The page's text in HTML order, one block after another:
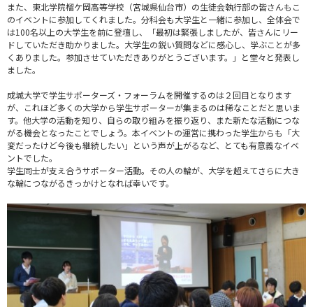
また、東北学院榴ケ岡高等学校（宮城県仙台市）の生徒会執行部の皆さんもこ
のイベントに参加してくれました。分科会も大学生と一緒に参加し、全体会で
は100名以上の大学生を前に登壇し、「最初は緊張しましたが、皆さんにリー
ドしていただき助かりました。大学生の鋭い質問などに感心し、学ぶことが多
くありました。参加させていただきありがとうございます。」と堂々と発表し
ました。
成城大学で学生サポーターズ・フォーラムを開催するのは２回目となります
が、これほど多くの大学から学生サポーターが集まるのは稀なことだと思いま
す。他大学の活動を知り、自らの取り組みを振り返り、また新たな活動につな
がる機会となったことでしょう。本イベントの運営に携わった学生からも「大
変だったけど今後も継続したい」という声が上がるなど、とても有意義なイベ
ントでした。
学生同士が支え合うサポーター活動。その人の輪が、大学を超えてさらに大き
な輪につながるきっかけとなれば幸いです。